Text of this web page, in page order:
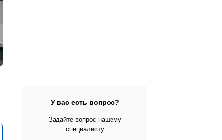
У вас есть вопрос?
Задайте вопрос нашему
специалисту